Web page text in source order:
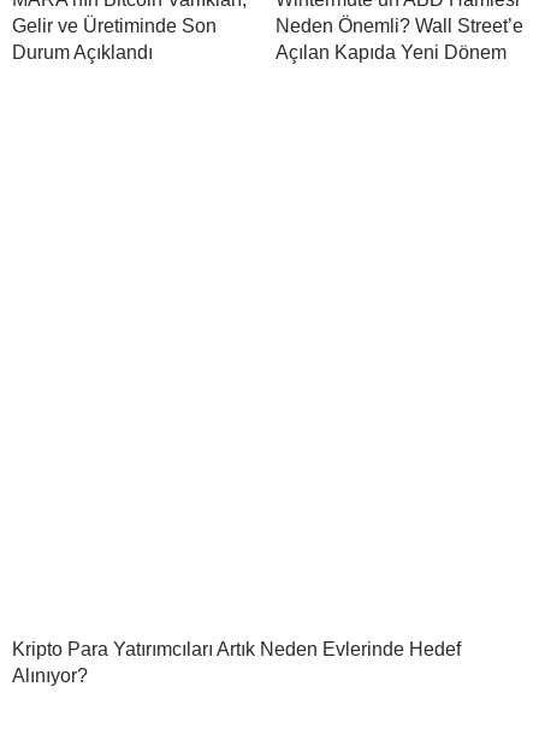
Gelir ve Üretiminde Son
Durum Açıklandı
Neden Önemli? Wall Street’e
Açılan Kapıda Yeni Dönem
Kripto Para Yatırımcıları Artık Neden Evlerinde Hedef
Alınıyor?